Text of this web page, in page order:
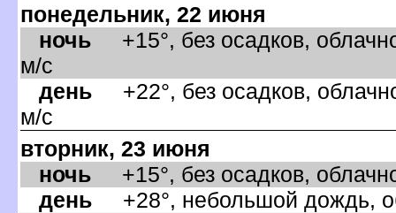
понедельник, 22 июня
ночь +15°, без осадков,
м/с
день +22°, без осадков,
м/с
торник, 23 июня
ночь +15°, без осадков,
день +28°, небольшой дождь,